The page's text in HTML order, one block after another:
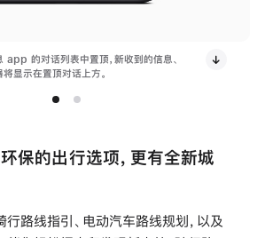
app 的对话列表中置顶，新收到的信息、
显示在置顶对话上方。
保的出行选项，更有全新城
路线指引、电动汽车路线规划，以及